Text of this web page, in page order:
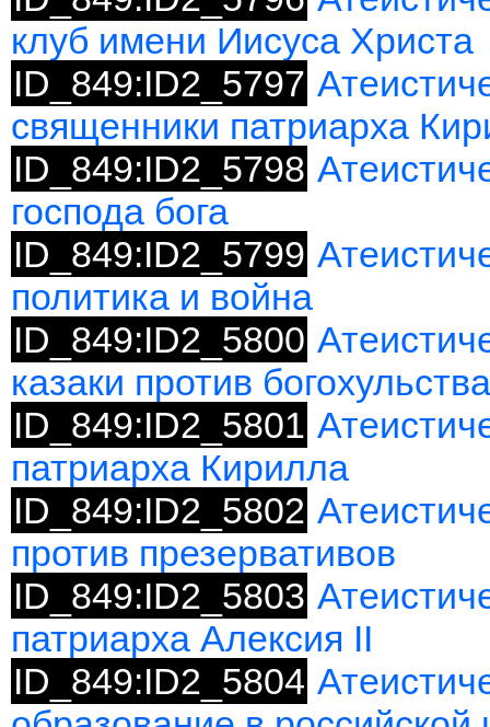
клуб имени Иисуса Христа
ID_849:ID2_5797
священники патриарха
ID_849:ID2_5798
господа бога
ID_849:ID2_5799
политика и война
ID_849:ID2_5800
казаки против
ID_849:ID2_5801
патриарха Кирилла
ID_849:ID2_5802
против презервативов
ID_849:ID2_5803
патриарха Алексия II
ID_849:ID2_5804